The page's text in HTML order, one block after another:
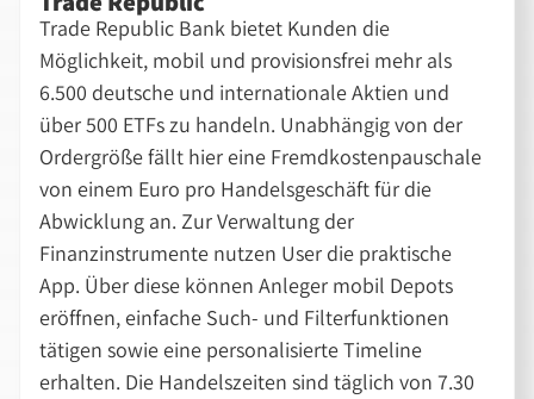
Trade Republic Bank bietet Kunden die
Möglichkeit, mobil und provisionsfrei mehr als
6.500 deutsche und internationale Aktien und
über 500 ETFs zu handeln. Unabhängig von der
Ordergröße fällt hier eine Fremdkostenpauschale
von einem Euro pro Handelsgeschäft für die
Abwicklung an. Zur Verwaltung der
Finanzinstrumente nutzen User die praktische
App. Über diese können Anleger mobil Depots
eröffnen, einfache Such- und Filterfunktionen
tätigen sowie eine personalisierte Timeline
erhalten. Die Handelszeiten sind täglich von 7.30